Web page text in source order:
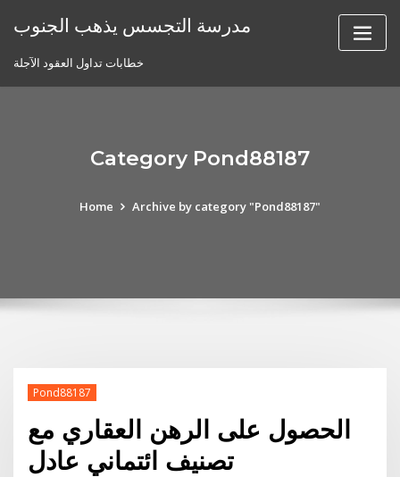
مدرسة التجسس يذهب الجنوب
خطابات تداول العقود الآجلة
Category Pond88187
Home Archive by category "Pond88187"
Pond88187
الحصول على الرهن العقاري مع
تصنيف ائتماني عادل